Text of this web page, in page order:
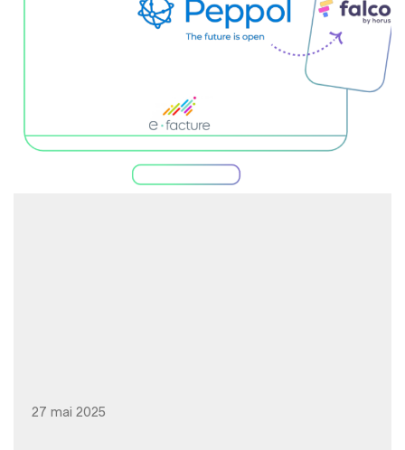
27 mai 2025